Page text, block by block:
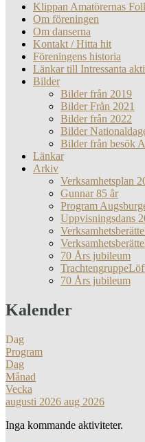
Klippan Amatörernas
Om föreningen
Om danserna
Kontakt / Hitta hit
Föreningens historia
Länkar till Intressanta
Bilder
Bilder från 2019
Bilder Från 2021
Bilder från 2022
Bilder
Bilder från besök
Länkar
Arkiv
Verksamhetsplan
Gunnar 85 år
Program
Uppvisningsdans
70 Års jubileum
70 Års jubileum
Kalender
Dag
Program
Dag
Månad
Vecka
augusti 2026 aug 2026
Inga kommande aktiviteter.